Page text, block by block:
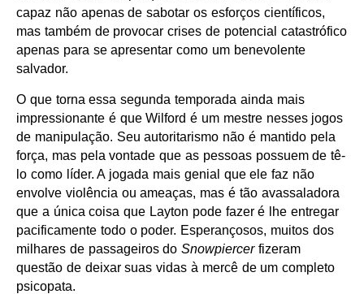
capaz não apenas de sabotar os esforços científicos,
mas também de provocar crises de potencial catastrófico
apenas para se apresentar como um benevolente
salvador.
O que torna essa segunda temporada ainda mais
impressionante é que Wilford é um mestre nesses jogos
de manipulação. Seu autoritarismo não é mantido pela
força, mas pela vontade que as pessoas possuem de tê-
lo como líder. A jogada mais genial que ele faz não
envolve violência ou ameaças, mas é tão avassaladora
que a única coisa que Layton pode fazer é lhe entregar
pacificamente todo o poder. Esperançosos, muitos dos
milhares de passageiros doSnowpiercerfizeram
questão de deixar suas vidas à mercê de um completo
psicopata.